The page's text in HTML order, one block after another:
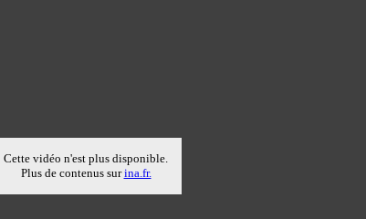
Cette vidéo n'est plus disponible.
Plus de contenus surina.fr.